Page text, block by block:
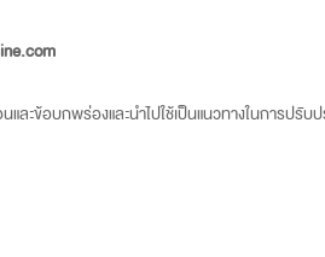
ข้อบกพร่องและนำไปใช้เป็นแนวทางในการปรับ